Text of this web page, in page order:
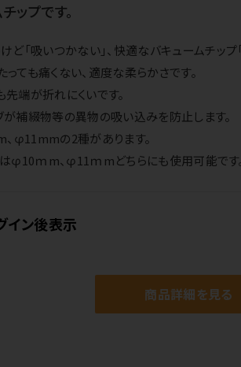
ップです。
ど「吸いつかない」、快適なバキュームチップ
ても痛くない、適度な柔らかさです。
端が折れにくいです。
が補綴物等の異物の吸い込みを防止します。
φ11mmの2種があります。
はφ10ｍm、φ11ｍmどちらにも使用可能です
イン後表示
商品詳細を見る